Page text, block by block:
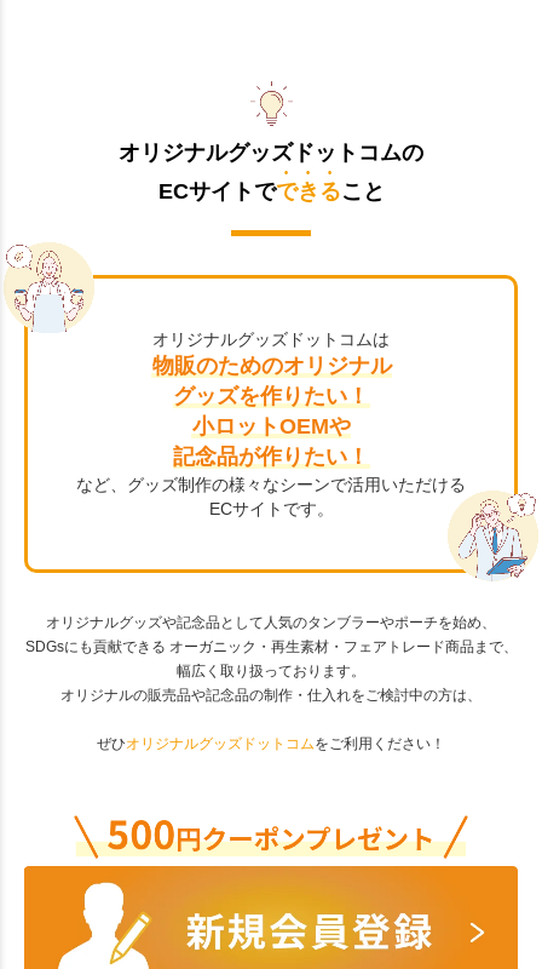
オリジナルグッズドットコムの
ECサイトでできること
オリジナルグッズドットコムは
物販のためのオリジナル
グッズを作りたい！
小ロットOEMや
記念品が作りたい！
など、グッズ制作の様々なシーンで活用いただける
ECサイトです。
オリジナルグッズや記念品として人気のタンブラーやポーチを始め、
SDGsにも貢献できる オーガニック・再生素材・フェアトレード商品まで、
幅広く取り扱っております。
オリジナルの販売品や記念品の制作・仕入れをご検討中の方は、
ぜひオリジナルグッズドットコムをご利用ください！